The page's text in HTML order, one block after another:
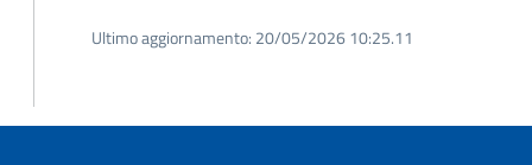
Ultimo aggiornamento: 20/05/2026 10:25.11